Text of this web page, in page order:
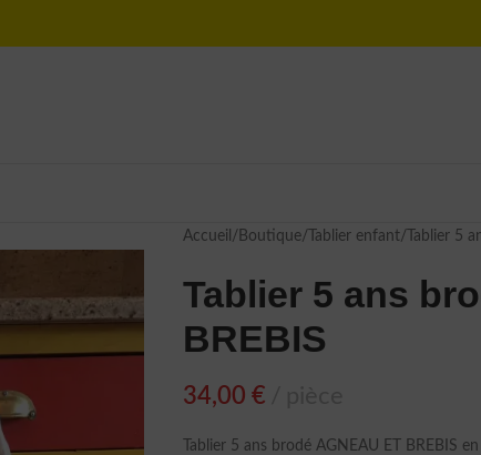
Accueil Boutique Tablier enfant Tablier 5
Tablier 5 ans
BREBIS
34,00 €
Tablier 5 ans brodé AGNEAU ET BREBIS